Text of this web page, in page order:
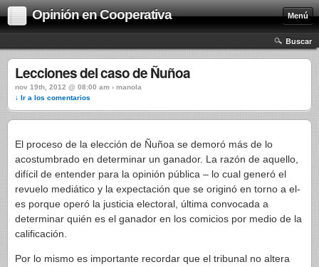
Opinión en Cooperativa Menú
Buscar
Lecciones del caso de Ñuñoa
nov 19th, 2012 @ 08:00 am › manola
↓ Ir a los comentarios
El proceso de la elección de Ñuñoa se demoró más de lo
acostumbrado en determinar un ganador. La razón de aquello,
difícil de entender para la opinión pública – lo cual generó el
revuelo mediático y la expectación que se originó en torno a el-
es porque operó la justicia electoral, última convocada a
determinar quién es el ganador en los comicios por medio de la
calificación.
Por lo mismo es importante recordar que el tribunal no altera